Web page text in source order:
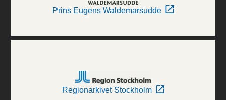
Prins Eugens Waldemarsudde
Regionarkivet Stockholm